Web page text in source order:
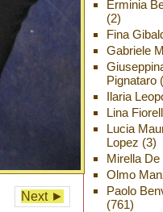
Next ►
Erminia
(2)
Fina
Gabriele
Pignataro
Ilaria
Lina
Lucia
Lopez (3)
Mirella
Olmo
Paolo
(761)